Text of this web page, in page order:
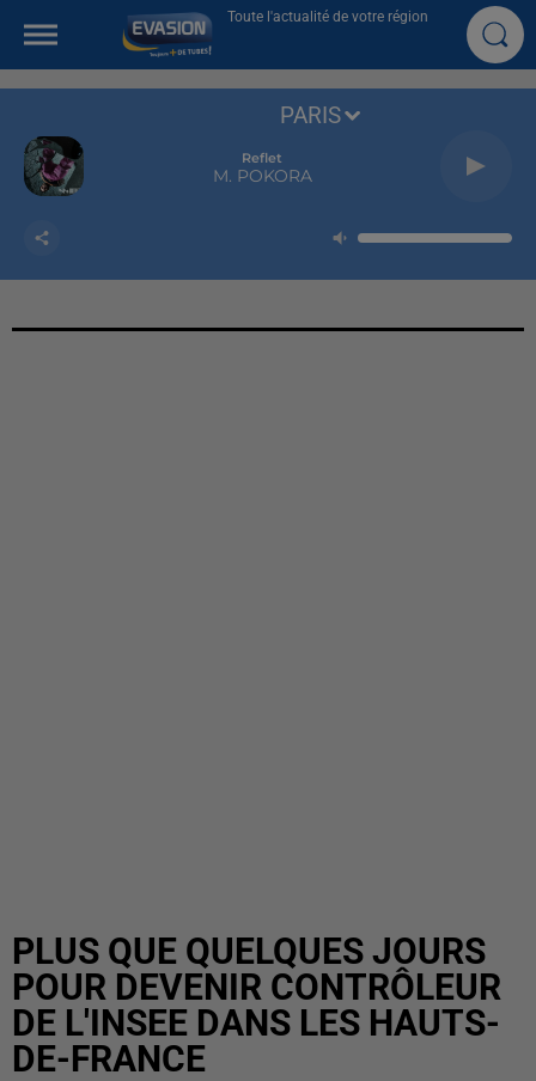
Toute l'actualité de votre région
Reflet
M. POKORA
PARIS
PLUS QUE QUELQUES JOURS
POUR DEVENIR CONTRÔLEUR
DE L'INSEE DANS LES HAUTS-
DE-FRANCE